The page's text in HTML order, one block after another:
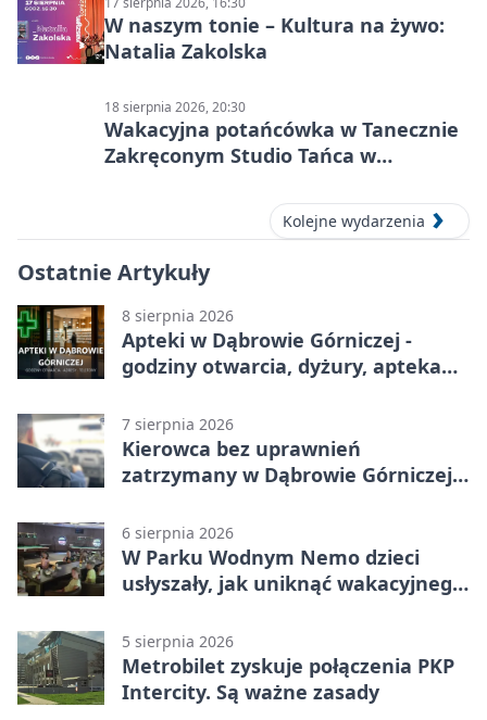
W naszym tonie – Kultura na żywo:
Natalia Zakolska
18 sierpnia 2026, 20:30
Wakacyjna potańcówka w Tanecznie
Zakręconym Studio Tańca w
Kolejne wydarzenia
Ostatnie Artykuły
8 sierpnia 2026
Apteki w Dąbrowie Górniczej -
godziny otwarcia, dyżury, apteka
7 sierpnia 2026
Kierowca bez uprawnień
zatrzymany w Dąbrowie Górniczej.
6 sierpnia 2026
W Parku Wodnym Nemo dzieci
usłyszały, jak uniknąć wakacyjnego
5 sierpnia 2026
Metrobilet zyskuje połączenia PKP
Intercity. Są ważne zasady